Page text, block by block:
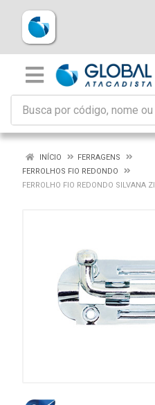
INÍCIO
FERRAGENS
FERROLHOS FIO REDONDO
FERROLHO FIO REDONDO SILVANA